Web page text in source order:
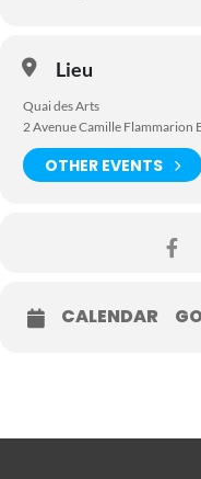
Lieu
Quai des Arts
2 Avenue Camille Flammarion
OTHER EVENTS
CALENDAR